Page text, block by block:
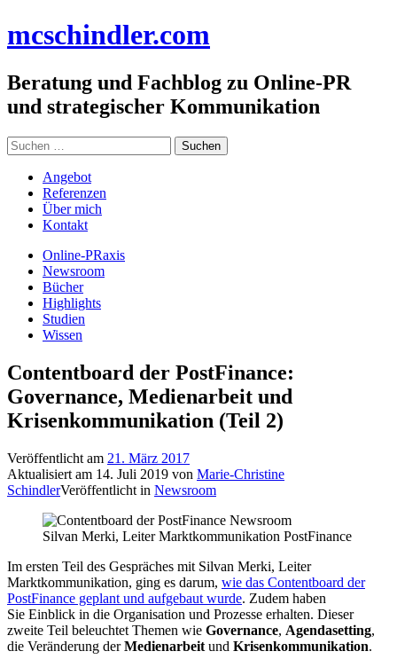
Inhalt
mcschindler.com
Beratung und Fachblog zu Online-PR
und strategischer Kommunikation
Suchen
nach:
Angebot
Referenzen
Über mich
Kontakt
Online-PRaxis
Newsroom
Bücher
Highlights
Studien
Wissen
Contentboard der PostFinance:
Governance, Medienarbeit und
Krisenkommunikation (Teil 2)
Veröffentlicht am 21. März 2017
Aktualisiert am 14. Juli 2019 von Marie-Christine
SchindlerVeröffentlicht in Newsroom
Silvan Merki, Leiter Marktkommunikation PostFinance
Im ersten Teil des Gespräches mit Silvan Merki, Leiter
Marktkommunikation, ging es darum, wie das Contentboard der
PostFinance geplant und aufgebaut wurde. Zudem haben
Sie Einblick in die Organisation und Prozesse erhalten. Dieser
zweite Teil beleuchtet Themen wie Governance, Agendasetting,
die Veränderung derMedienarbeit und Krisenkommunikation.